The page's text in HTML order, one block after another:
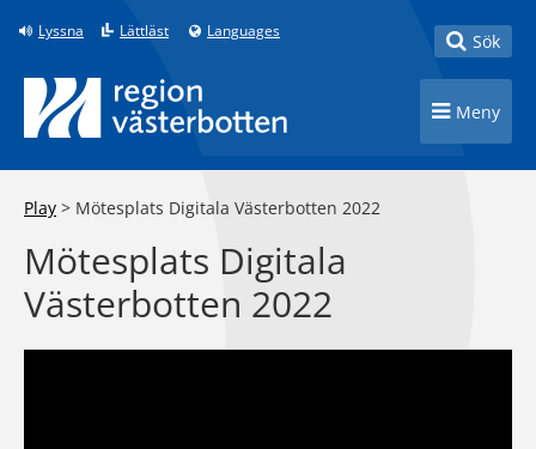
Till innehåll på sidan
Lyssna Lättläst Languages Toggle
Sök
Toggle
Meny
Play > Mötesplats Digitala Västerbotten 2022
Mötesplats Digitala
Västerbotten 2022